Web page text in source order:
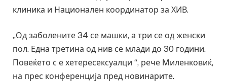
клиника и Национален координатор за ХИВ.
„Од заболените 34 се машки, а три се од женски
пол. Една третина од нив се млади до 30 години.
Повеќето с е хетересексуалци “, рече Миленковиќ,
на прес конференција пред новинарите.